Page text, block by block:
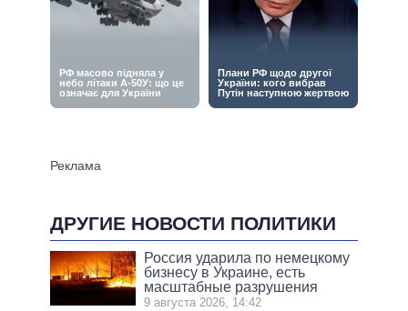
ДРУГИЕ НОВОСТИ ПОЛИТИКИ
Россия ударила по немецкому
бизнесу в Украине, есть
масштабные разрушения
9 августа 2026, 14:42